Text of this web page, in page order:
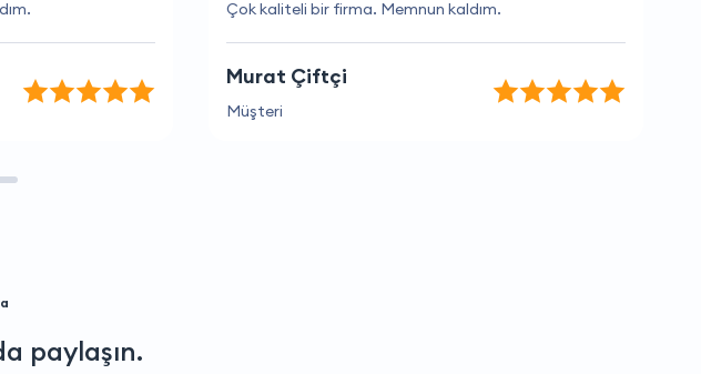
Çok kaliteli bir firma. Memnun kaldım.
Murat Çiftçi
Müşteri
paylaşın.